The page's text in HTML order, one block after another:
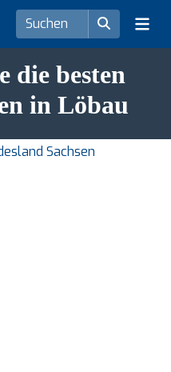
die besten
in Löbau
Sachsen